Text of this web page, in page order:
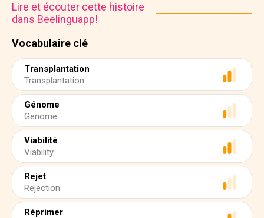
Vocabulaire clé
Transplantation
Transplantation
Génome
Genome
Viabilité
Viability
Rejet
Rejection
Réprimer
Lire et écouter cette histoire
dans Beelinguapp!